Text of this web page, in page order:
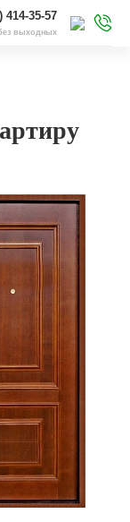
414-35-57
выходных